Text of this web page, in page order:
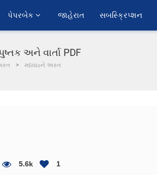
પેપરબેક જાહેરાત સબસ્ક્રિપ્શન
અને વાર્તા PDF
મધ્યાહ્ને અસ્ત
5.6k 1